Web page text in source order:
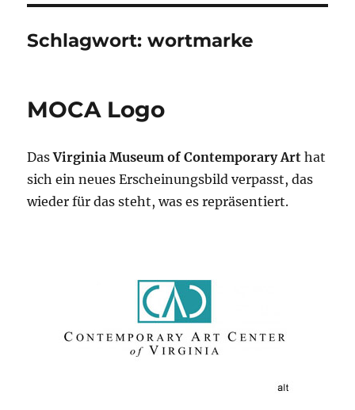
Schlagwort:wortmarke
MOCA Logo
DasVirginia Museum of Contemporary Art hat
sich ein neues Erscheinungsbild verpasst, das
wieder für das steht, was es repräsentiert.